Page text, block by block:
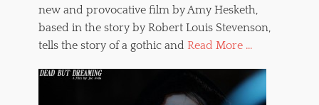
new and provocative film by Amy Hesketh,
based in the story by Robert Louis Stevenson,
tells the story of a gothic and Read More ...